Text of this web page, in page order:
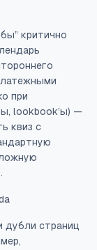
критично
при
lookbook’ы) —
квиз с
дубли страниц